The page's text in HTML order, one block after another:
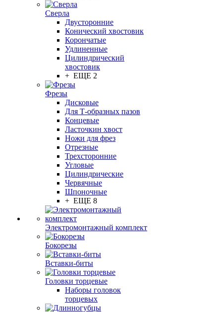
Сверла
Двусторонние
Конический хвостовик
Корончатые
Удлиненные
Цилиндрический
хвостовик
+ ЕЩЕ 2
Фрезы
Дисковые
Для Т-образных пазов
Концевые
Ласточкин хвост
Ножи для фрез
Отрезные
Трехсторонние
Угловые
Цилиндрические
Червячные
Шпоночные
+ ЕЩЕ 8
Электромонтажный комплект
Бокорезы
Вставки-биты
Головки торцевые
Наборы головок
торцевых